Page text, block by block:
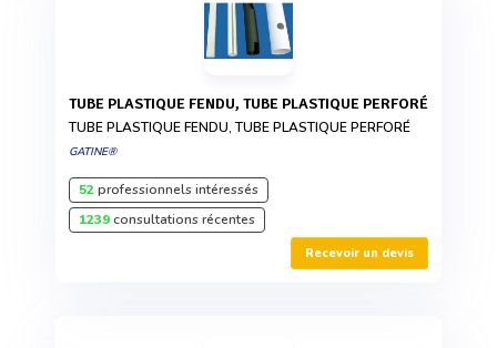
TUBE PLASTIQUE FENDU, TUBE PLASTIQUE PERFORÉ
TUBE PLASTIQUE FENDU, TUBE PLASTIQUE PERFORÉ
GATINE®
52professionnels intéressés
1239consultations récentes
Recevoir un devis